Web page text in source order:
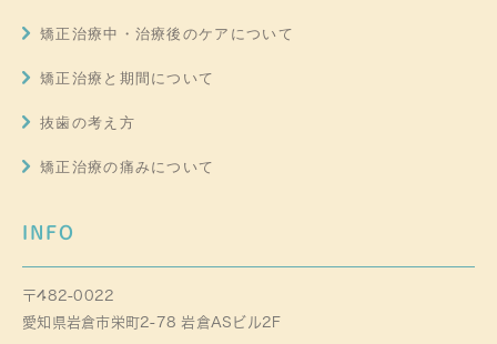
矯正治療中・治療後のケアについて
矯正治療と期間について
抜歯の考え方
矯正治療の痛みについて
INFO
〒482-0022
愛知県岩倉市栄町2-78 岩倉ASビル2F